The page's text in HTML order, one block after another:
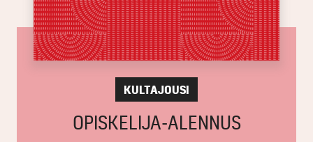
KULTAJOUSI
OPISKELIJA-ALENNUS